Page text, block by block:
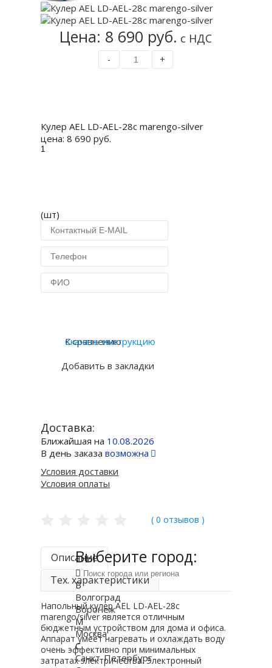
Цена: 8 690 руб. с НДС
- +
Кулер AEL LD-AEL-28c marengo-silver
цена:8 690 руб.
(шт)
К сравнению
Добавить в закладки
Скачать инструкцию
Доставка:
Ближайшая на 10.08.2026
В день заказавозможна
Условия доставки
Условия оплаты
( 0 отзывов )
Описание
Тех. характеристики
Напольный кулер AEL LD-AEL-28c
marengo/silver является отличным
бюджетным устройством для дома и офиса.
Аппарат умеет нагревать и охлаждать воду
очень эффективно при минимальных
затратах электричества. Электронный
Выберите город:
В
Волгоград
Воронеж
М
Москва
С
Санкт-Петербург